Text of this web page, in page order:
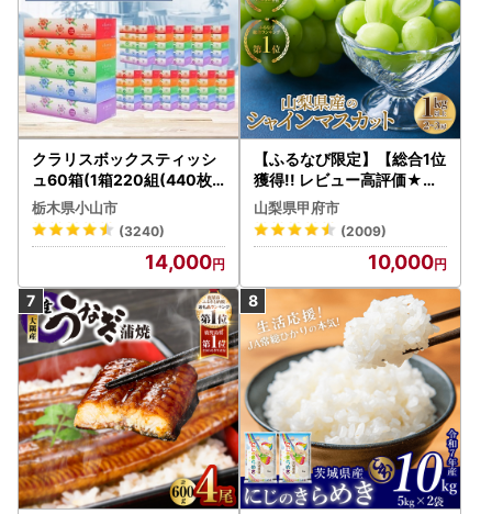
クラリスボックスティッシ
ュ60箱(1箱220組(440枚))
(5個入り×12セット)【配送
不可地域：離島・沖縄県】
【1256759】
栃木県小山市
(3240)
14,000
【ふるなび限定】【総合1位
獲得!! レビュー高評価★】
〈2026年度配送分〉山梨
県産 シャインマスカット 2
～3房（1.0kg以上）シャイ
ン フルーツ FN-Limited-S
P
山梨県甲府市
(2009)
10,000